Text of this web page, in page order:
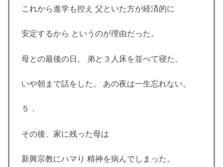
これから進学も控え 父といた方が経済的に
安定するから というのが理由だった。
母との最後の日。 弟と３人床を並べて寝た。
いや朝まで話をした。 あの夜は一生忘れない。
５．
その後、家に残った母は
新興宗教にハマり 精神を病んでしまった。